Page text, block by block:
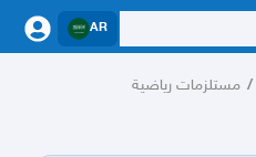
AR
/ مستلزمات رياضية